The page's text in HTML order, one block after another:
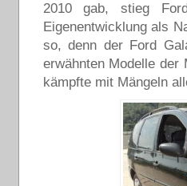
2010 gab, stieg
Eigenentwicklung als
so, denn der Ford
erwähnten Modelle der
kämpfte mit Mängeln